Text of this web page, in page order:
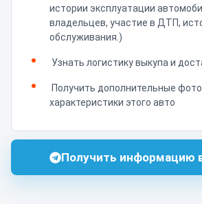
истории эксплуатации
владельцев, участие в ДТП,
обслуживания.)
Узнать логистику выкупа и
Получить дополнительные
характеристики этого авто
Получить информацию